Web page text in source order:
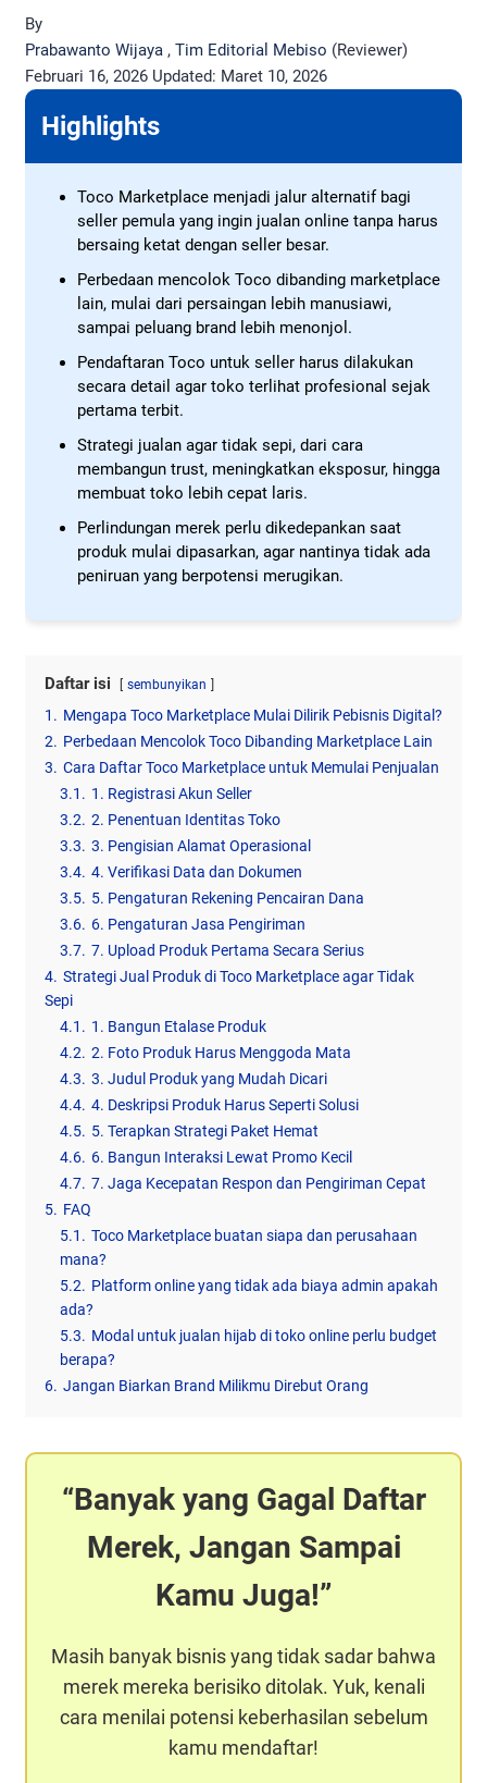
By
Prabawanto Wijaya , Tim Editorial Mebiso (Reviewer)
Februari 16, 2026 Updated: Maret 10, 2026
Highlights
Toco Marketplace menjadi jalur alternatif bagi
seller pemula yang ingin jualan online tanpa harus
bersaing ketat dengan seller besar.
Perbedaan mencolok Toco dibanding marketplace
lain, mulai dari persaingan lebih manusiawi,
sampai peluang brand lebih menonjol.
Pendaftaran Toco untuk seller harus dilakukan
secara detail agar toko terlihat profesional sejak
pertama terbit.
Strategi jualan agar tidak sepi, dari cara
membangun trust, meningkatkan eksposur, hingga
membuat toko lebih cepat laris.
Perlindungan merek perlu dikedepankan saat
produk mulai dipasarkan, agar nantinya tidak ada
peniruan yang berpotensi merugikan.
Daftar isi sembunyikan
1. Mengapa Toco Marketplace Mulai Dilirik Pebisnis Digital?
2. Perbedaan Mencolok Toco Dibanding Marketplace Lain
3. Cara Daftar Toco Marketplace untuk Memulai Penjualan
3.1. 1. Registrasi Akun Seller
3.2. 2. Penentuan Identitas Toko
3.3. 3. Pengisian Alamat Operasional
3.4. 4. Verifikasi Data dan Dokumen
3.5. 5. Pengaturan Rekening Pencairan Dana
3.6. 6. Pengaturan Jasa Pengiriman
3.7. 7. Upload Produk Pertama Secara Serius
4. Strategi Jual Produk di Toco Marketplace agar Tidak
Sepi
4.1. 1. Bangun Etalase Produk
4.2. 2. Foto Produk Harus Menggoda Mata
4.3. 3. Judul Produk yang Mudah Dicari
4.4. 4. Deskripsi Produk Harus Seperti Solusi
4.5. 5. Terapkan Strategi Paket Hemat
4.6. 6. Bangun Interaksi Lewat Promo Kecil
4.7. 7. Jaga Kecepatan Respon dan Pengiriman Cepat
5. FAQ
5.1. Toco Marketplace buatan siapa dan perusahaan
mana?
5.2. Platform online yang tidak ada biaya admin apakah
ada?
5.3. Modal untuk jualan hijab di toko online perlu budget
berapa?
6. Jangan Biarkan Brand Milikmu Direbut Orang
Banyak yang Gagal Daftar
Merek, Jangan Sampai
Kamu Juga!
Masih banyak bisnis yang tidak sadar bahwa
merek mereka berisiko ditolak. Yuk, kenali
cara menilai potensi keberhasilan sebelum
kamu mendaftar!